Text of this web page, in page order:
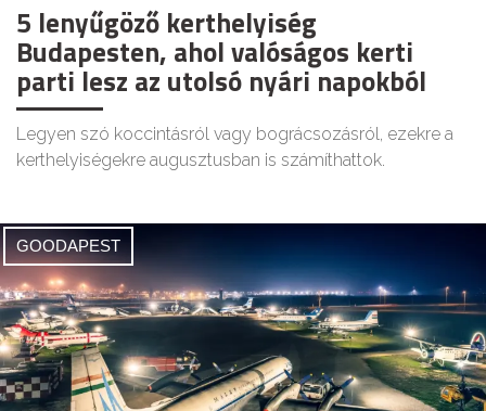
5 lenyűgöző kerthelyiség
Budapesten, ahol valóságos kerti
parti lesz az utolsó nyári napokból
Legyen szó koccintásról vagy bográcsozásról, ezekre a
kerthelyiségekre augusztusban is számíthattok.
GOODAPEST